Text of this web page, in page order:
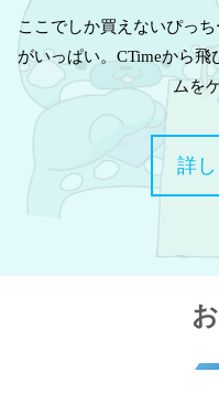
ここでしか買えないぴっ
がいっぱい。CTimeから
ムを
詳